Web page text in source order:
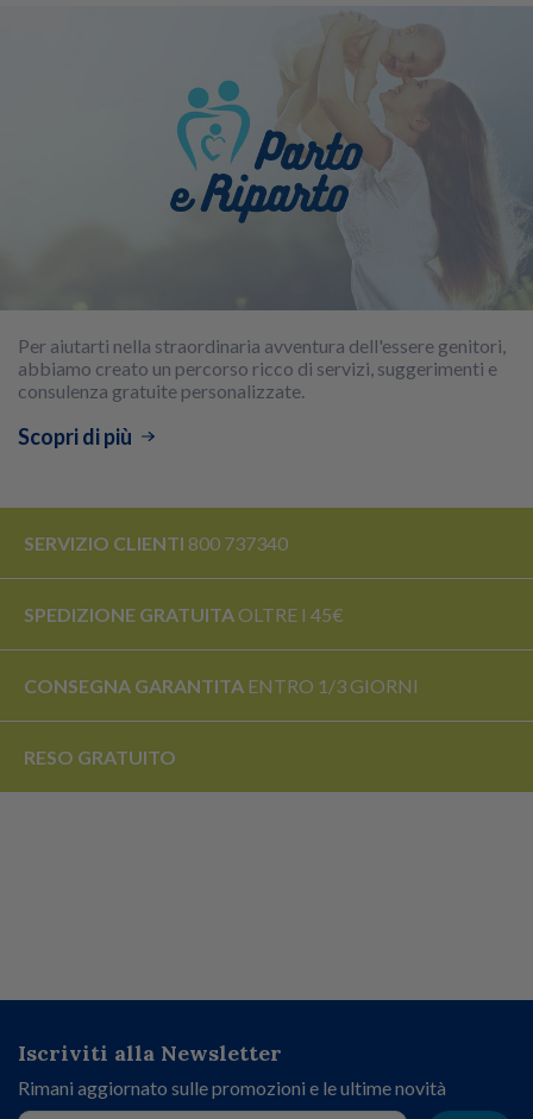
Per aiutarti nella straordinaria avventura dell'essere genitori,
abbiamo creato un percorso ricco di servizi, suggerimenti e
consulenza gratuite personalizzate.
Scopri di più
SERVIZIO CLIENTI 800 737340
SPEDIZIONE GRATUITA OLTRE I 45€
CONSEGNA GARANTITA ENTRO 1/3 GIORNI
RESO GRATUITO
Iscriviti alla Newsletter
Rimani aggiornato sulle promozioni e le ultime novità